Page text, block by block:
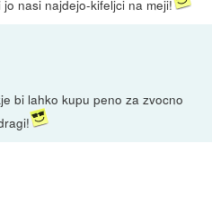
nasi najdejo-kifeljci na meji!
bi lahko kupu peno za zvocno